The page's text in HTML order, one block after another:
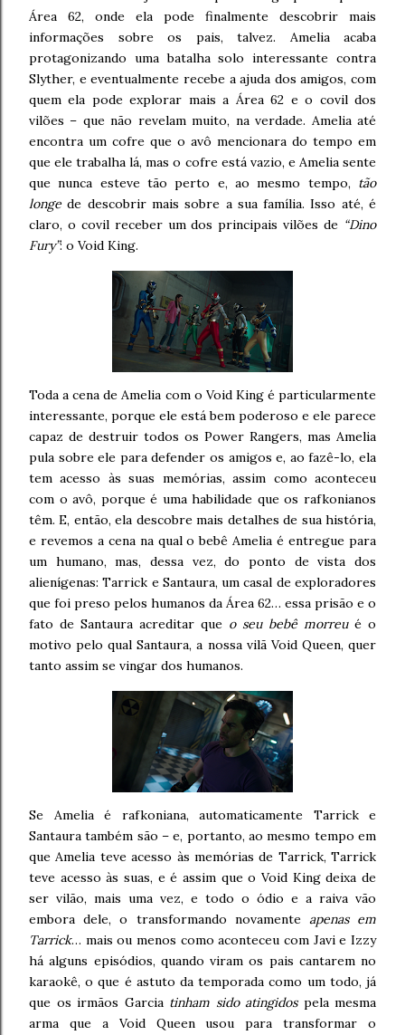
Área 62, onde ela pode finalmente descobrir mais
informações sobre os pais, talvez. Amelia acaba
protagonizando uma batalha solo interessante contra
Slyther, e eventualmente recebe a ajuda dos amigos, com
quem ela pode explorar mais a Área 62 e o covil dos
vilões – que não revelam muito, na verdade. Amelia até
encontra um cofre que o avô mencionara do tempo em
que ele trabalha lá, mas o cofre está vazio, e Amelia sente
que nunca esteve tão perto e, ao mesmo tempo, tão
longe de descobrir mais sobre a sua família. Isso até, é
claro, o covil receber um dos principais vilões de “Dino
Fury”: o Void King.
Toda a cena de Amelia com o Void King é particularmente
interessante, porque ele está bem poderoso e ele parece
capaz de destruir todos os Power Rangers, mas Amelia
pula sobre ele para defender os amigos e, ao fazê-lo, ela
tem acesso às suas memórias, assim como aconteceu
com o avô, porque é uma habilidade que os rafkonianos
têm. E, então, ela descobre mais detalhes de sua história,
e revemos a cena na qual o bebê Amelia é entregue para
um humano, mas, dessa vez, do ponto de vista dos
alienígenas: Tarrick e Santaura, um casal de exploradores
que foi preso pelos humanos da Área 62… essa prisão e o
fato de Santaura acreditar que o seu bebê morreué o
motivo pelo qual Santaura, a nossa vilã Void Queen, quer
tanto assim se vingar dos humanos.
Se Amelia é rafkoniana, automaticamente Tarrick e
Santaura também são – e, portanto, ao mesmo tempo em
que Amelia teve acesso às memórias de Tarrick, Tarrick
teve acesso às suas, e é assim que o Void King deixa de
ser vilão, mais uma vez, e todo o ódio e a raiva vão
embora dele, o transformando novamente apenas em
Tarrick… mais ou menos como aconteceu com Javi e Izzy
há alguns episódios, quando viram os pais cantarem no
karaokê, o que é astuto da temporada como um todo, já
que os irmãos Garcia tinham sido atingidospela mesma
arma que a Void Queen usou para transformar o